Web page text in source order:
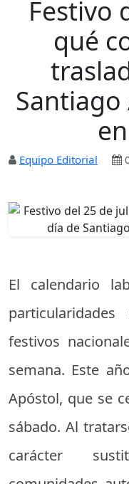
Festivo
qué
Equipo Editorial
El calendario
festivos
semana. Este
Apóstol, que se
sábado. Al
carácter